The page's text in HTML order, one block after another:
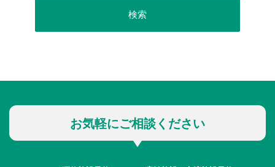
お気軽にご相談ください